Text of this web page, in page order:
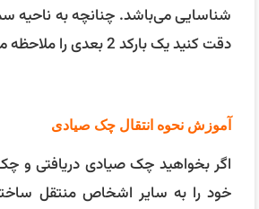
شناسایی می‌باشد. چنانچه به
دقت کنید یک بارکد 2 بعدی را ملاحظه می‌کنید.
آموزش نحوه انتقال چک صیادی
اگر بخواهید چک صیادی دریافتی و
خود را به سایر اشخاص منتقل